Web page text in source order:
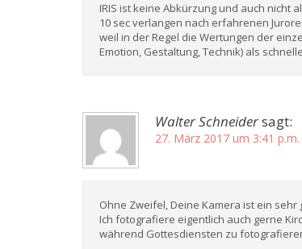
IRIS ist keine Abkürzung und auch nicht
10 sec verlangen nach erfahrenen
weil in der Regel die Wertungen der
Emotion, Gestaltung, Technik) als
Walter Schneidersagt:
27. März 2017 um 3:41
Ohne Zweifel, Deine Kamera ist ein
Ich fotografiere eigentlich auch gerne
während Gottesdiensten zu